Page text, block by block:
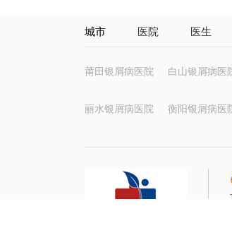
城市 医院 医生
莆田银屑病医院 白山银屑病医
丽水银屑病医院 衡阳银屑病医